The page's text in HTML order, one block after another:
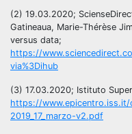
(2) 19.03.2020;
Gatineaua, Marie-Thérèse
versus data;
https://
via%3Dihub
(3) 17.03.2020; Istituto
https://www.epicentro.iss.it/
2019_17_marzo-v2.pdf